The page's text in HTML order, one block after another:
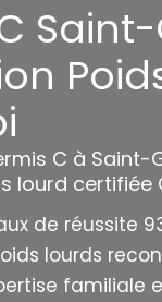
C à Saint-
lourd certifiée
de réussite
lourds
familiale